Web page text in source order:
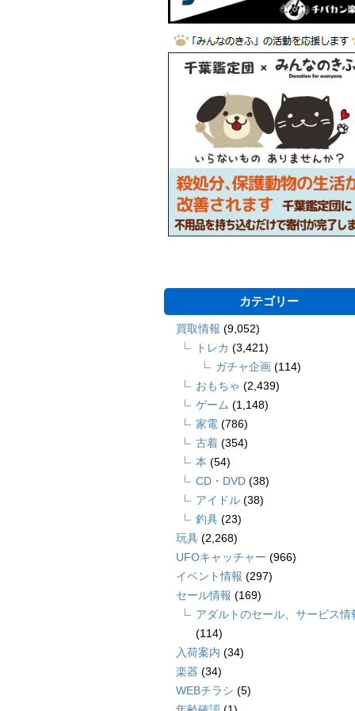
カテゴリー
買取情報 (9,052)
トレカ (3,421)
ガチャ企画 (114)
おもちゃ (2,439)
ゲーム (1,148)
家電 (786)
古着 (354)
本 (54)
CD・DVD (38)
アイドル (38)
釣具 (23)
玩具 (2,268)
UFOキャッチャー (966)
イベント情報 (297)
セール情報 (169)
アダルトのセール、サービス情
(114)
入荷案内 (34)
楽器 (34)
WEBチラシ (5)